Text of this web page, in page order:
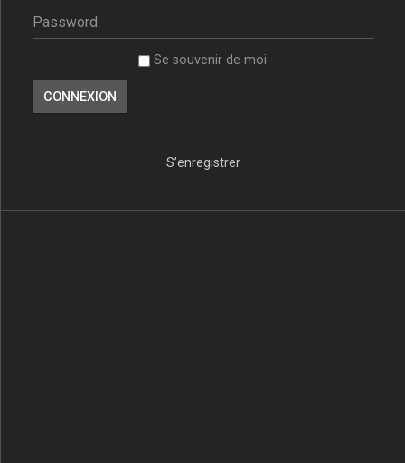
Se souvenir de moi
S’enregistrer